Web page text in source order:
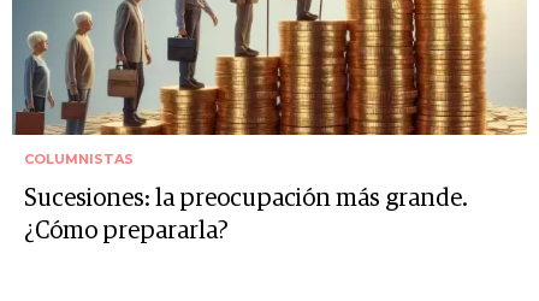
COLUMNISTAS
Sucesiones: la preocupación más grande.
¿Cómo prepararla?